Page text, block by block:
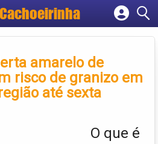
Cachoeirinha
Cadastrar empresa
Criar conta
amarelo de
risco de granizo em
até sexta
O que é